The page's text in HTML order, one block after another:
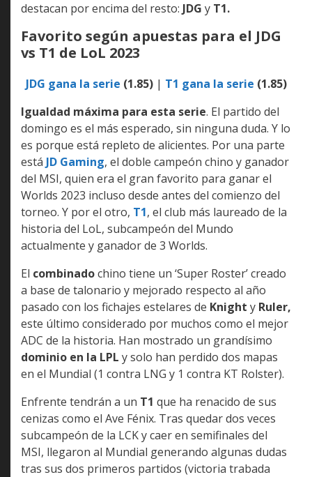
destacan por encima del resto: JDG y T1.
Favorito según apuestas para el JDG
vs T1 de LoL 2023
JDG gana la serie (1.85)| T1 gana la serie (1.85)
Igualdad máxima para esta serie. El partido del
domingo es el más esperado, sin ninguna duda. Y lo
es porque está repleto de alicientes. Por una parte
está JD Gaming, el doble campeón chino y ganador
del MSI, quien era el gran favorito para ganar el
Worlds 2023 incluso desde antes del comienzo del
torneo. Y por el otro, T1, el club más laureado de la
historia del LoL, subcampeón del Mundo
actualmente y ganador de 3 Worlds.
El combinadochino tiene un ‘Super Roster’ creado
a base de talonario y mejorado respecto al año
pasado con los fichajes estelares de Knight y Ruler,
este último considerado por muchos como el mejor
ADC de la historia. Han mostrado un grandísimo
dominio en la LPL y solo han perdido dos mapas
en el Mundial (1 contra LNG y 1 contra KT Rolster).
Enfrente tendrán a un T1 que ha renacido de sus
cenizas como el Ave Fénix. Tras quedar dos veces
subcampeón de la LCK y caer en semifinales del
MSI, llegaron al Mundial generando algunas dudas
tras sus dos primeros partidos (victoria trabada